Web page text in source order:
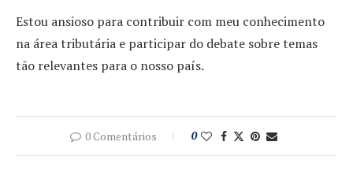
Estou ansioso para contribuir com meu conhecimento
na área tributária e participar do debate sobre temas
tão relevantes para o nosso país.
0 Comentários 0